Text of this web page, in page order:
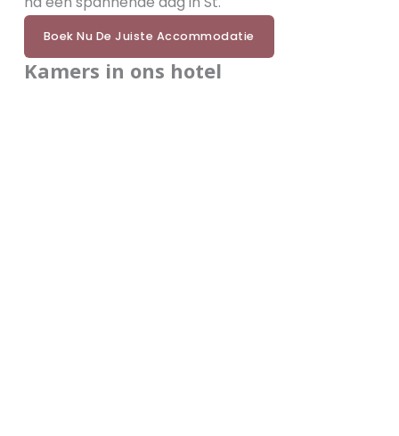
Boek Nu De Juiste Accommodatie
Kamers in ons hotel